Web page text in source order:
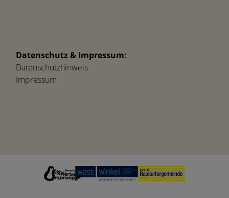
Datenschutz & Impressum:
Datenschutzhinweis
Impressum